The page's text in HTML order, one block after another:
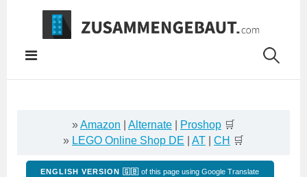
Springe
Inhalt
»Amazon Alternate Proshop 🛒
» LEGO Online Shop DE AT CH 🛒
ENGLISH VERSION 🇬🇧 of this page using Google Translate